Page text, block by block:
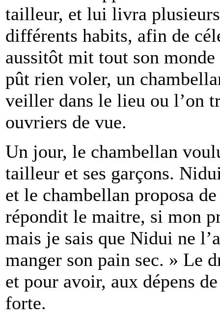
tailleur, et lui livra
différents habits, afin de
aussitôt mit tout son
pût rien voler, un
veiller dans le lieu ou l’on
ouvriers de vue.
Un jour, le chambellan
tailleur et ses garçons.
et le chambellan proposa
répondit le maitre, si mon
mais je sais que Nidui ne
manger son pain sec. » Le
et pour avoir, aux dépens
forte.